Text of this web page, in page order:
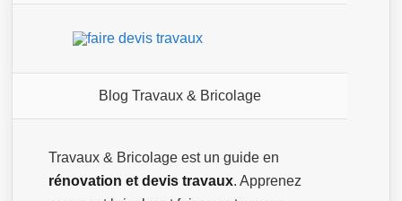
Blog Travaux & Bricolage
Travaux & Bricolage est un guide en
rénovation et devis travaux. Apprenez